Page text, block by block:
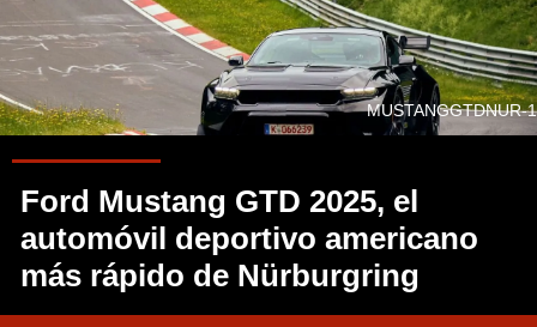
MUSTANGGTDNUR-1
Ford Mustang GTD 2025, el
automóvil deportivo americano
más rápido de Nürburgring